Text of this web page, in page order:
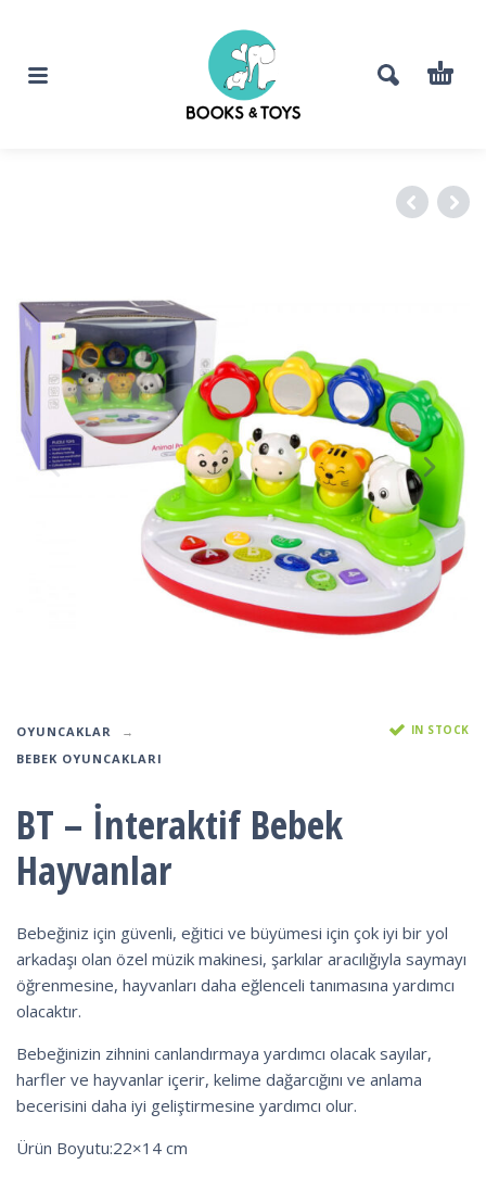
OYUNCAKLAR
BEBEK OYUNCAKLARI
IN STOCK
BT – İnteraktif Bebek
Hayvanlar
Bebeğiniz için güvenli, eğitici ve büyümesi için çok iyi bir yol
arkadaşı olan özel müzik makinesi, şarkılar aracılığıyla saymayı
öğrenmesine, hayvanları daha eğlenceli tanımasına yardımcı
olacaktır.
Bebeğinizin zihnini canlandırmaya yardımcı olacak sayılar,
harfler ve hayvanlar içerir, kelime dağarcığını ve anlama
becerisini daha iyi geliştirmesine yardımcı olur.
Ürün Boyutu:22×14 cm